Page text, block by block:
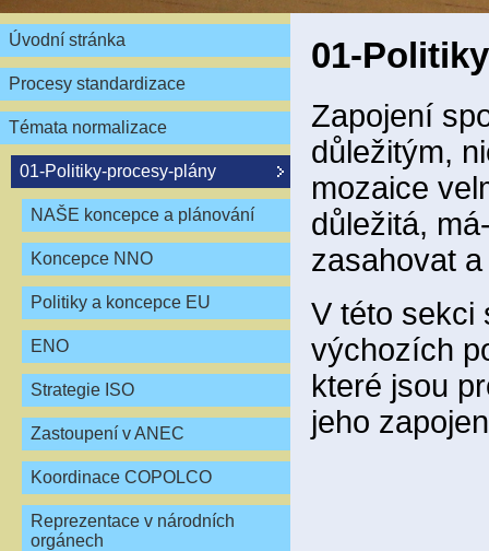
Úvodní stránka
Procesy standardizace
Témata normalizace
01-Politiky-procesy-plány
NAŠE koncepce a plánování
Koncepce NNO
Politiky a koncepce EU
ENO
Strategie ISO
Zastoupení v ANEC
Koordinace COPOLCO
Reprezentace v národních
orgánech
01-
Zapojení
důležitým,
mozaice
důležitá,
zasahovat
V této sekci
výchozích
které jsou
jeho